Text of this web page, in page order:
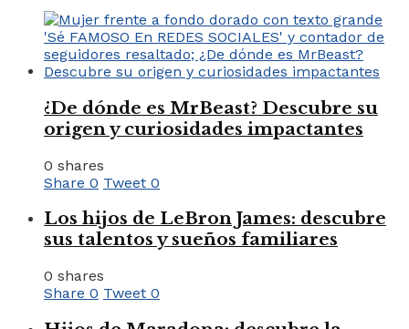
¿De dónde es MrBeast? Descubre su
origen y curiosidades impactantes
0 shares
Share 0 Tweet 0
Los hijos de LeBron James: descubre
sus talentos y sueños familiares
0 shares
Share 0 Tweet 0